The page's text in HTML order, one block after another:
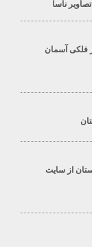
ناسا
فلکی آسمان
از سایت